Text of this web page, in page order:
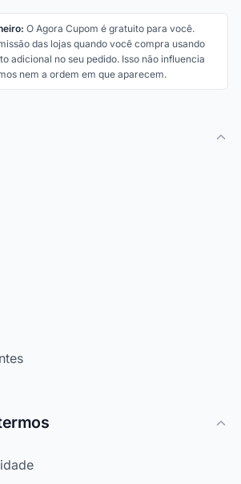
O Agora Cupom é gratuito para você.
das lojas quando você compra usando
adicional no seu pedido. Isso não influencia
nem a ordem em que aparecem.